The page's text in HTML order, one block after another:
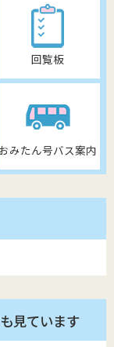
回覧板
おみたん号バス案内
見ています